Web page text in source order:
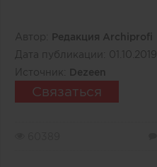
Автор:
Редакция Archiprofi
Дата публикации: 01.10.2019
Источник:
Dezeen
Связаться